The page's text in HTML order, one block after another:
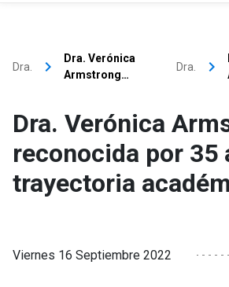
Dra. keyboard_arrow_right
Dra. Verónica
Armstrong…
Dra. keyboard_arrow_right
Dra. Verónica
reconocida por 35
trayectoria
Viernes 16 Septiembre 2022